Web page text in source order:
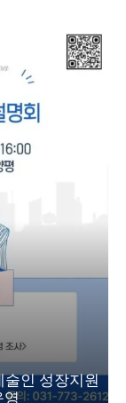
인 성장지원
영